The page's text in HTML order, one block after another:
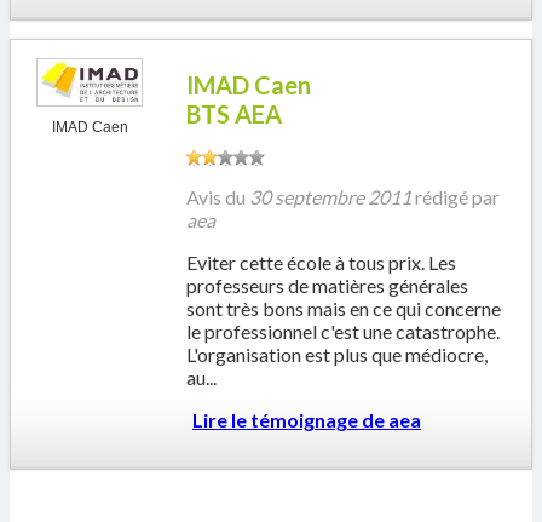
IMAD Caen
IMAD Caen
BTS AEA
Avis du 30 septembre 2011rédigé par
aea
Eviter cette école à tous prix. Les
professeurs de matières générales
sont très bons mais en ce qui concerne
le professionnel c'est une catastrophe.
L'organisation est plus que médiocre,
au...
Lire le témoignage de aea